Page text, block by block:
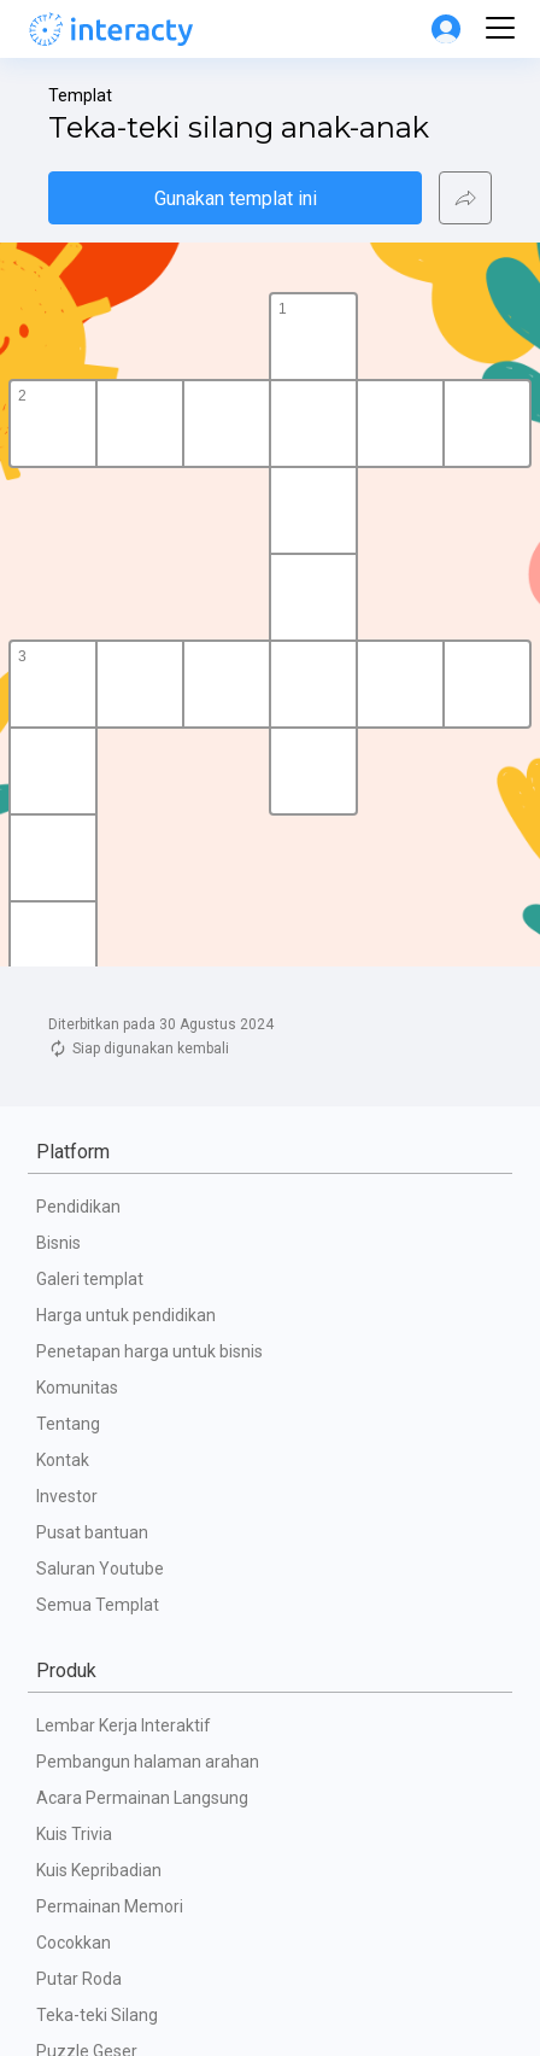
Diterbitkan pada 30 Agustus 2024
Siap digunakan kembali
Templat
Teka-teki silang anak-anak
Gunakan templat ini
Platform
Pendidikan
Bisnis
Galeri templat
Harga untuk pendidikan
Penetapan harga untuk bisnis
Komunitas
Tentang
Kontak
Investor
Pusat bantuan
Saluran Youtube
Semua Templat
Produk
Lembar Kerja Interaktif
Pembangun halaman arahan
Acara Permainan Langsung
Kuis Trivia
Kuis Kepribadian
Permainan Memori
Cocokkan
Putar Roda
Teka-teki Silang
Puzzle Geser